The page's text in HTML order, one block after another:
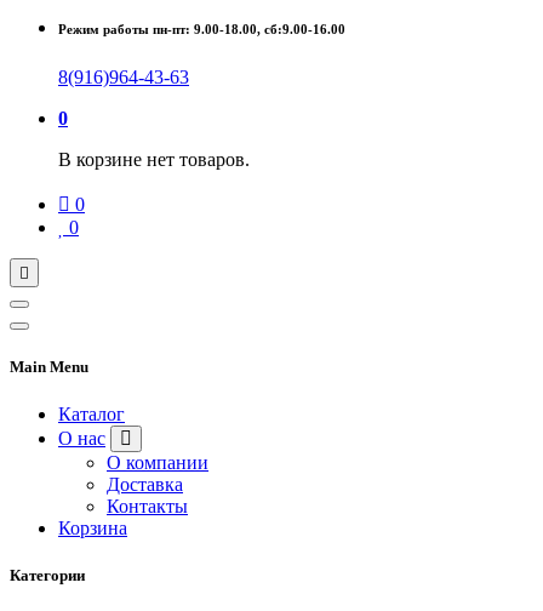
Режим работы пн-пт: 9.00-18.00, сб:9.00-16.00
8(916)964-43-63
0
В корзине нет товаров.
0
0
Main Menu
Каталог
О нас
О компании
Доставка
Контакты
Корзина
Категории